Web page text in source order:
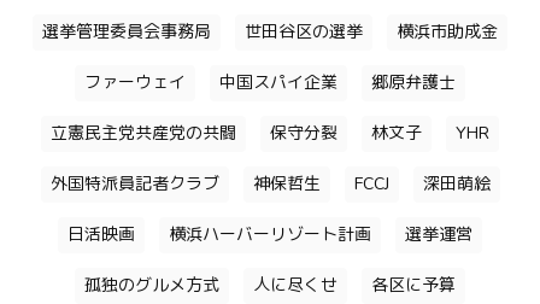
選挙管理委員会事務局 世田谷区の選挙 横浜市助成金
ファーウェイ 中国スパイ企業 郷原弁護士
立憲民主党共産党の共闘 保守分裂 林文子 YHR
外国特派員記者クラブ 神保哲生 FCCJ 深田萌絵
日活映画 横浜ハーバーリゾート計画 選挙運営
孤独のグルメ方式 人に尽くせ 各区に予算